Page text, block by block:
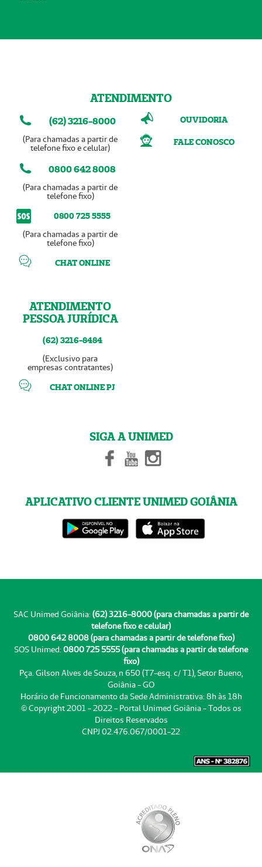
ATENDIMENTO
(62) 3216-8000
(Para chamadas a partir de
telefone fixo e celular)
0800 642 8008
(Para chamadas a partir de
telefone fixo)
0800 725 5555
(Para chamadas a partir de
telefone fixo)
CHAT ONLINE
ATENDIMENTO
PESSOA JURÍDICA
(62) 3216-8484
(Exclusivo para
empresas contratantes)
CHAT ONLINE PJ
OUVIDORIA
FALE CONOSCO
SIGA A UNIMED
APLICATIVO CLIENTE UNIMED GOIÂNIA
SAC Unimed Goiânia: (62) 3216-8000 (para chamadas a partir de
telefone fixo e celular)
0800 642 8008 (para chamadas a partir de telefone fixo)
SOS Unimed: 0800 725 5555 (para chamadas a partir de telefone
fixo)
Pça. Gilson Alves de Souza, n 650 (T7-esq. c/ T1), Setor Bueno,
Goiânia - GO
Horário de Funcionamento da Sede Administrativa: 8h às 18h
© Copyright 2001 - 2022 - Portal Unimed Goiânia - Todos os
Direitos Reservados
CNPJ 02.476.067/0001-22